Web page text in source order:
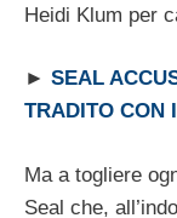
Heidi Klum per
► SEAL
TRADITO CON
Ma a togliere
Seal che,